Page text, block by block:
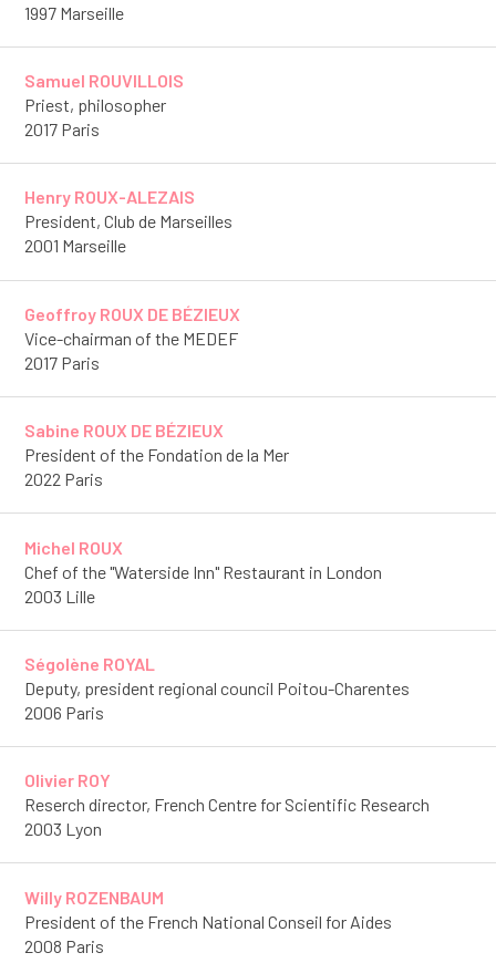
1997 Marseille
Samuel ROUVILLOIS
Priest, philosopher
2017 Paris
Henry ROUX-ALEZAIS
President, Club de Marseilles
2001 Marseille
Geoffroy ROUX DE BÉZIEUX
Vice-chairman of the MEDEF
2017 Paris
Sabine ROUX DE BÉZIEUX
President of the Fondation de la Mer
2022 Paris
Michel ROUX
Chef of the "Waterside Inn" Restaurant in London
2003 Lille
Ségolène ROYAL
Deputy, president regional council Poitou-Charentes
2006 Paris
Olivier ROY
Reserch director, French Centre for Scientific Research
2003 Lyon
Willy ROZENBAUM
President of the French National Conseil for Aides
2008 Paris